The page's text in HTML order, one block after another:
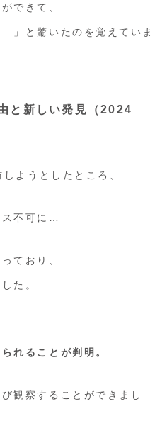
できて、
…」と驚いたのを覚えていま
と新しい発見（2024
ようとしたところ、
不可に…
ており、
た。
れることが判明。
観察することができまし